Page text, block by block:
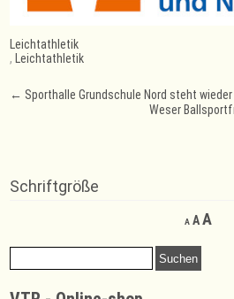
Leichtathletik
, Leichtathletik
Post
← Sporthalle Grundschule Nord steht
Weser
Schriftgröße
A
Decrease
font
AReset
size.
A
Suchen
nach: